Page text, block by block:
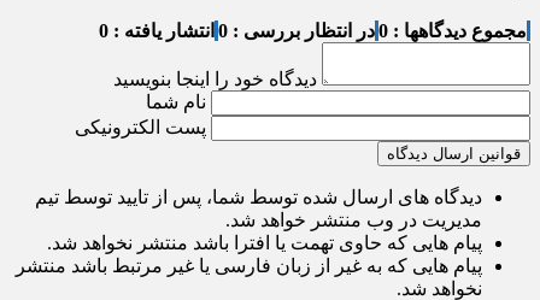
مجموع دیدگاهها : 0 در انتظار بررسی : 0 انتشار یافته : 0
دیدگاه خود را اینجا بنویسید
نام شما
پست الکترونیکی
قوانین ارسال دیدگاه
دیدگاه های ارسال شده توسط شما، پس از تایید توسط تیم
مدیریت در وب منتشر خواهد شد.
پیام هایی که حاوی تهمت یا افترا باشد منتشر نخواهد شد.
پیام هایی که به غیر از زبان فارسی یا غیر مرتبط باشد منتشر
نخواهد شد.